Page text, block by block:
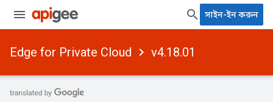
সাইন-ইন করুন
Edge for Private Cloud v4.18.01